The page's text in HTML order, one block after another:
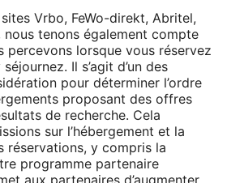
Vrbo, FeWo-direkt, Abritel,
tenons également compte
percevons lorsque vous réservez
Il s’agit d’un des
pour déterminer l’ordre
proposant des offres
de recherche. Cela
sur l’hébergement et la
réservations, y compris la
programme partenaire
aux partenaires d’augmenter